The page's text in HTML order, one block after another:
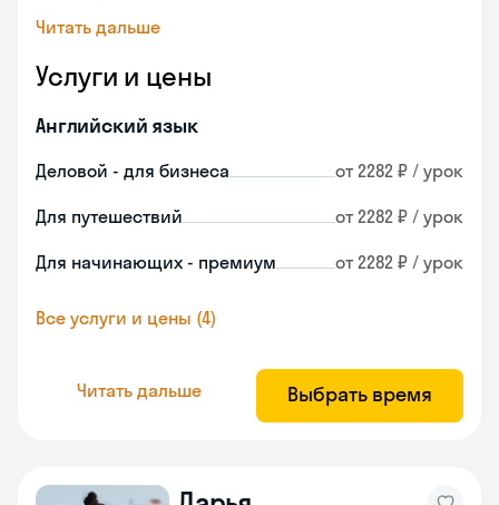
Читать дальше
Услуги и цены
Английский язык
Деловой - для бизнеса от 2282 ₽ / урок
Для путешествий от 2282 ₽ / урок
Для начинающих - премиум от 2282 ₽ / урок
Все услуги и цены (4)
Читать дальше Выбрать время